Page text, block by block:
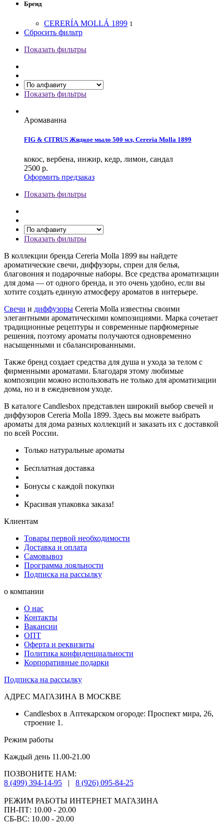
Бренд
CERERÍA MOLLÁ 1899 1
Сбросить фильтр
Показать фильтры
Показать фильтры
Аромаванна
FIG & CITRUS Жидкое мыло 500 мл, Cereria Molla 1899
кокос, вербена, инжир, кедр, лимон, сандал
2500 р.
Оформить предзаказ
Показать фильтры
Показать фильтры
В коллекции бренда Cereria Molla 1899 вы найдете
ароматические свечи, диффузоры, спреи для белья,
благовония и подарочные наборы. Все средства ароматизации
для дома — от одного бренда, и это очень удобно, если вы
хотите создать единую атмосферу ароматов в интерьере.
Свечи и диффузоры Cereria Molla известны своими
элегантными ароматическими композициями. Марка сочетает
традиционные рецептуры и современные парфюмерные
решения, поэтому ароматы получаются одновременно
насыщенными и сбалансированными.
Также бренд создает средства для душа и ухода за телом с
фирменными ароматами. Благодаря этому любимые
композиции можно использовать не только для ароматизации
дома, но и в ежедневном уходе.
В каталоге Candlesbox представлен широкий выбор свечей и
диффузоров Cereria Molla 1899. Здесь вы можете выбрать
ароматы для дома разных коллекций и заказать их с доставкой
по всей России.
Только натуральные ароматы
Бесплатная доставка
Бонусы с каждой покупки
Красивая упаковка заказа!
Клиентам
Товары первой необходимости
Доставка и оплата
Самовывоз
Программа лояльности
Подписка на рассылку
о компании
О нас
Контакты
Вакансии
ОПТ
Оферта и реквизиты
Политика конфиденциальности
Корпоративные подарки
Подписка на рассылку
АДРЕС МАГАЗИНА В МОСКВЕ
Candlesbox в Аптекарском огороде: Проспект мира, 26,
строение 1.
Режим работы
Каждый день 11.00-21.00
ПОЗВОНИТЕ НАМ:
8 (499) 394-14-95
| 8 (926) 095-84-25
РЕЖИМ РАБОТЫ ИНТЕРНЕТ МАГАЗИНА
ПН-ПТ: 10.00 - 20.00
СБ-ВС: 10.00 - 20.00